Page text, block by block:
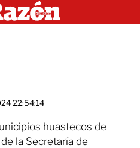
22:54:14
huastecos de
la Secretaría de